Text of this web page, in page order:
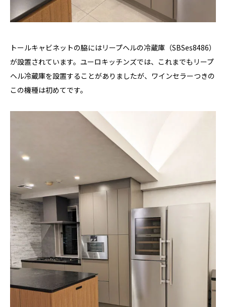
トールキャビネットの脇にはリープヘルの冷蔵庫（SBSes8486）
が設置されています。ユーロキッチンズでは、これまでもリープ
ヘル冷蔵庫を設置することがありましたが、ワインセラーつきの
この機種は初めてです。